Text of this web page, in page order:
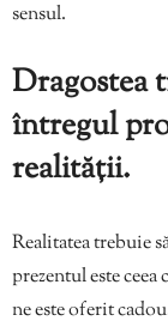
sensul.
Dragostea
întregul
realității.
Realitatea trebuie
prezentul este
ne este oferit